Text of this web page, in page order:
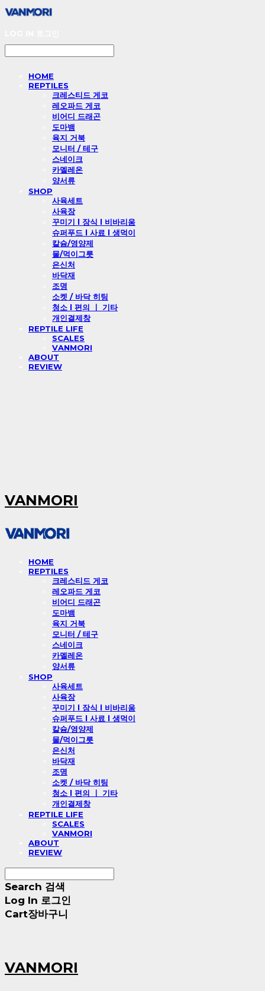
HOME
REPTILES
크레스티드 게코
레오파드 게코
비어디 드래곤
도마뱀
육지 거북
모니터 / 테구
스네이크
카멜레온
양서류
SHOP
사육세트
사육장
꾸미기 l 장식 l 비바리움
슈퍼푸드 l 사료 l 생먹이
칼슘/영양제
물/먹이그릇
은신처
바닥재
조명
소켓 / 바닥 히팅
청소 l 편의 ㅣ 기타
개인결제창
REPTILE LIFE
SCALES
VANMORI
ABOUT
REVIEW
VANMORI
HOME
REPTILES
크레스티드 게코
레오파드 게코
비어디 드래곤
도마뱀
육지 거북
모니터 / 테구
스네이크
카멜레온
양서류
SHOP
사육세트
사육장
꾸미기 l 장식 l 비바리움
슈퍼푸드 l 사료 l 생먹이
칼슘/영양제
물/먹이그릇
은신처
바닥재
조명
소켓 / 바닥 히팅
청소 l 편의 ㅣ 기타
개인결제창
REPTILE LIFE
SCALES
VANMORI
ABOUT
REVIEW
Search 검색
Log In 로그인
Cart장바구니
VANMORI